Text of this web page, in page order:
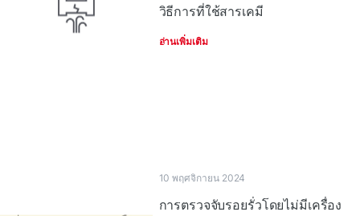
วิธีการที่ใช้สารเคมี
อ่านเพิ่มเติม
10 พฤศจิกายน 2024
การตรวจจับรอยรั่วโดยไม่มีเครื่อง